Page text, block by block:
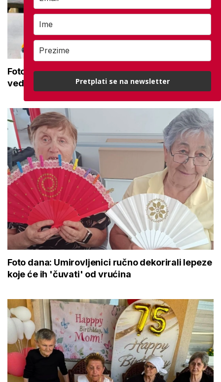
Foto dana: 'Baka Marta i u 100. godini zrači
vedrinom, toplinom i životnom snagom'
Foto dana: Umirovljenici ručno dekorirali lepeze
koje će ih 'čuvati' od vrućina
Pretplati se na newsletter